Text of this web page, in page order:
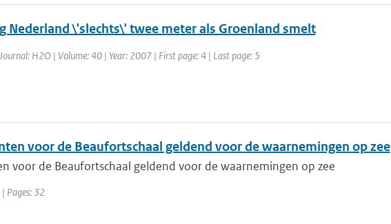
Nederland \'slechts\' twee meter als Groenland smelt
H2O | Volume: 40 | Year: 2007 | First page: 4 | Last page: 5
voor de Beaufortschaal geldend voor de waarnemingen op zee
voor de Beaufortschaal geldend voor de waarnemingen op zee
Pages: 32